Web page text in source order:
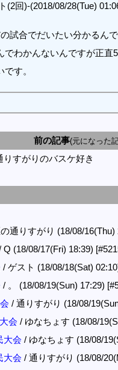
(2回)-(2018/08/28(Tue)
試合でだいたい分かるん
でわかんないんですが正直
す。
前の記事(元になった
りすがりのバスケ好き
通りすがり (18/08/16(Thu)
Q (18/08/17(Fri) 18:39)
/ ゲスト (18/08/18(Sat)
/ 。 (18/08/19(Sun) 17:29)
/ 通りすがり (18/08/
会 / ゆなちょす (18/08/
大会 / ゆなちょす (18/08/
大会 / 通りすがり (18/08/